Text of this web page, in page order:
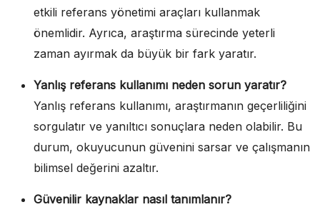
etkili referans yönetimi araçları kullanmak
önemlidir. Ayrıca, araştırma sürecinde yeterli
zaman ayırmak da büyük bir fark yaratır.
Yanlış referans kullanımı neden sorun yaratır?
Yanlış referans kullanımı, araştırmanın geçerliliğini
sorgulatır ve yanıltıcı sonuçlara neden olabilir. Bu
durum, okuyucunun güvenini sarsar ve çalışmanın
bilimsel değerini azaltır.
Güvenilir kaynaklar nasıl tanımlanır?